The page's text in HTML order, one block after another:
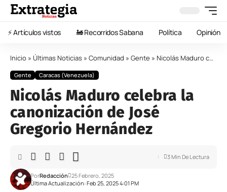
⚡️ Artículos vistos 🚂 Recorridos Sabana Política Opinión
Inicio » Últimas Noticias » Comunidad » Gente » Nicolás Maduro celebra la canonización de José Gregorio Hernández
Gente Caracas (Venezuela)
Nicolás Maduro celebra la
canonización de José
Gregorio Hernández
Última Actualización: Feb 25, 2025 4:01 PM
PorRedacción 25 Febrero, 2025
3 Min De Lectura